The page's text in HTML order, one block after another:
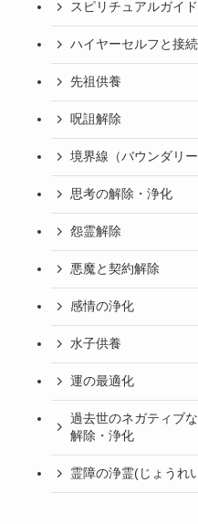
スピリチュアルガイ
ハイヤーセルフと接続
先祖供養
呪詛解除
境界線（バウンダリ
思考の解除・浄化
怨霊解除
悪魔と契約解除
感情の浄化
水子供養
運の最適化
過去世のネガティブ
解除・浄化
霊障の浄霊(じょうれ